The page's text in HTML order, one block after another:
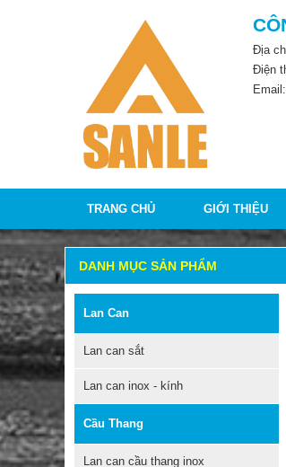
Địa
Điện
TRANG CHỦ GIỚI THIỆU
DANH MỤC SẢN PHẨM
Lan Can
Lan can sắt
Lan can inox - kính
Cầu Thang
Lan can cầu thang inox